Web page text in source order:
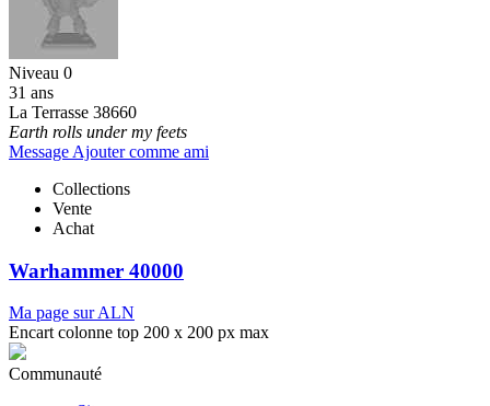
Niveau 0
31 ans
La Terrasse 38660
Earth rolls under my feets
Message Ajouter comme ami
Collections
Vente
Achat
Warhammer 40000
Ma page sur ALN
Encart colonne top 200 x 200 px max
Communauté